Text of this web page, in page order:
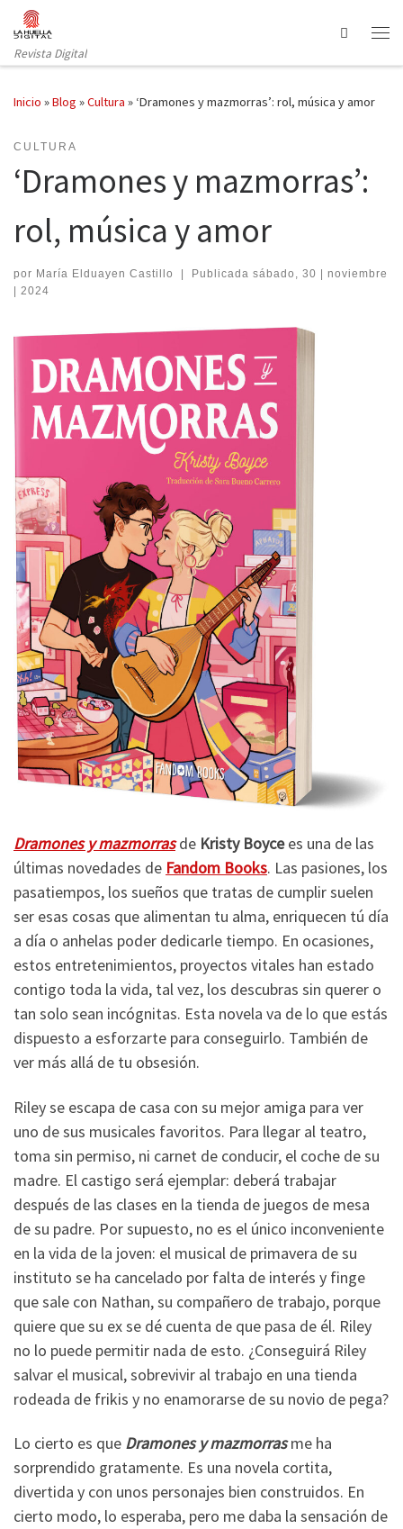
Saltar al contenido
Revista Digital
Search
Inicio »Blog »Cultura » ‘Dramones y mazmorras’: rol, música y amor
CULTURA
‘Dramones y mazmorras’:
rol, música y amor
por María Elduayen Castillo | Publicada sábado, 30 | noviembre
| 2024
Dramones y mazmorrasde Kristy Boycees una de las
últimas novedades de Fandom Books. Las pasiones, los
pasatiempos, los sueños que tratas de cumplir suelen
ser esas cosas que alimentan tu alma, enriquecen tú día
a día o anhelas poder dedicarle tiempo. En ocasiones,
estos entretenimientos, proyectos vitales han estado
contigo toda la vida, tal vez, los descubras sin querer o
tan solo sean incógnitas. Esta novela va de lo que estás
dispuesto a esforzarte para conseguirlo. También de
ver más allá de tu obsesión.
Riley se escapa de casa con su mejor amiga para ver
uno de sus musicales favoritos. Para llegar al teatro,
toma sin permiso, ni carnet de conducir, el coche de su
madre. El castigo será ejemplar: deberá trabajar
después de las clases en la tienda de juegos de mesa
de su padre. Por supuesto, no es el único inconveniente
en la vida de la joven: el musical de primavera de su
instituto se ha cancelado por falta de interés y finge
que sale con Nathan, su compañero de trabajo, porque
quiere que su ex se dé cuenta de que pasa de él. Riley
no lo puede permitir nada de esto. ¿Conseguirá Riley
salvar el musical, sobrevivir al trabajo en una tienda
rodeada de frikis y no enamorarse de su novio de pega?
Lo cierto es que Dramones y mazmorrasme ha
sorprendido gratamente. Es una novela cortita,
divertida y con unos personajes bien construidos. En
cierto modo, lo esperaba, pero me daba la sensación de